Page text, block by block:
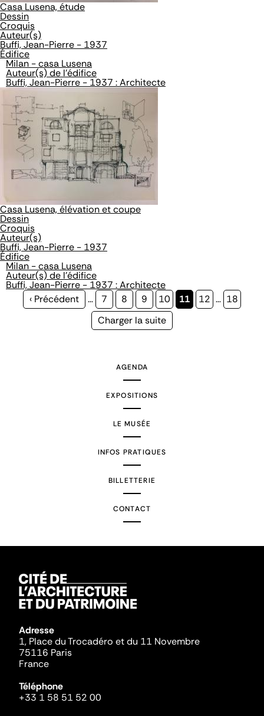
Casa Lusena, étude
Dessin
Croquis
Auteur(s)
Buffi, Jean-Pierre - 1937
Édifice
Milan - casa Lusena
Auteur(s) de l'édifice
Buffi, Jean-Pierre - 1937 : Architecte
Casa Lusena, élévation et coupe
Dessin
Croquis
Auteur(s)
Buffi, Jean-Pierre - 1937
Édifice
Milan - casa Lusena
Auteur(s) de l'édifice
Buffi, Jean-Pierre - 1937 : Architecte
Page
‹ Précédent … Page
7 Page
8 Page
9 Page
10
Page
11 Page
12 … Page
18
Page
Charger la suite
AGENDA
EXPOSITIONS
LE MUSÉE
INFOS PRATIQUES
BILLETTERIE
CONTACT
Adresse
1, Place du Trocadéro et du 11 Novembre
75116 Paris
France
Téléphone
+33 1 58 51 52 00